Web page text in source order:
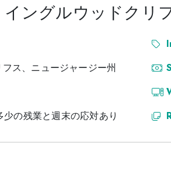
ングルウッドクリ
ス、ニュージャージー州
少の残業と週末の応対あり